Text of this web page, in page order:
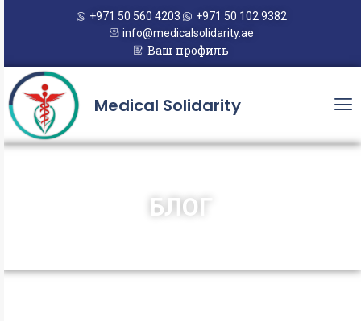
+971 50 560 4203
+971 50 102 9382
info@medicalsolidarity.ae
Ваш профиль
Medical Solidarity
БЛОГ